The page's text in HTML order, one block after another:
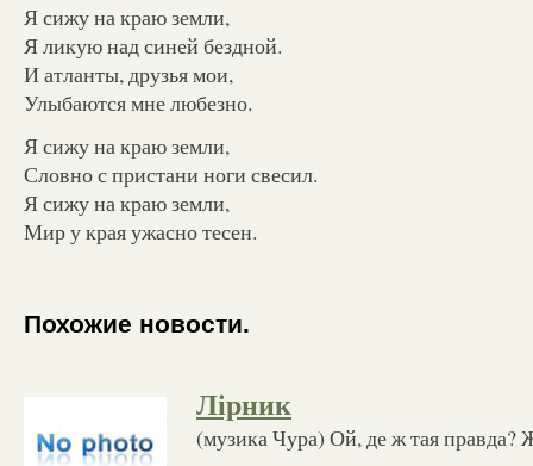
Я сижу на краю земли,
Я ликую над синей бездной.
И атланты, друзья мои,
Улыбаются мне любезно.
Я сижу на краю земли,
Словно с пристани ноги свесил.
Я сижу на краю земли,
Мир у края ужасно тесен.
Похожие новости.
Лірник
(музика Чура) Ой, де ж тая правда?